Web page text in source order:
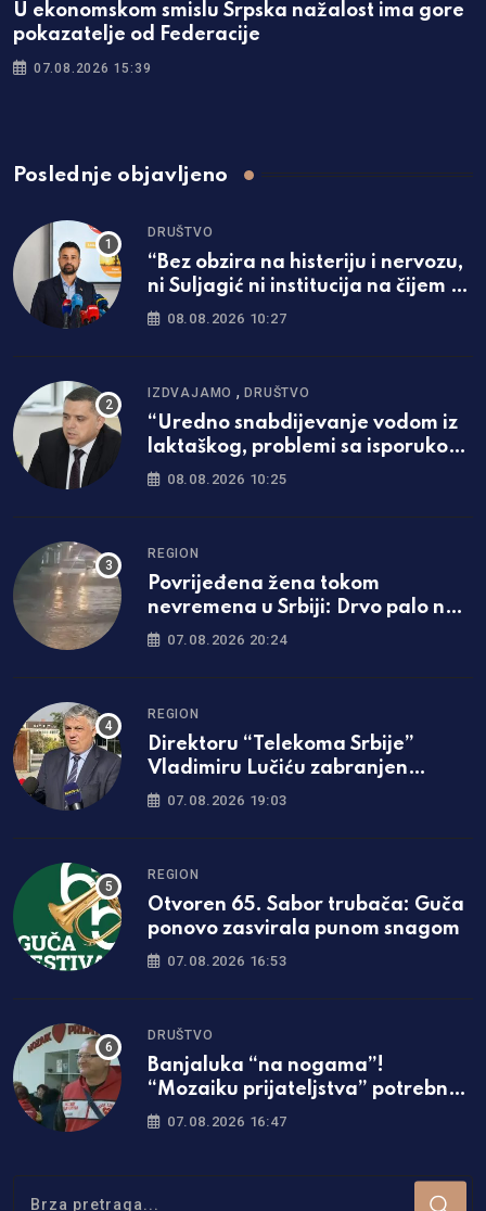
U ekonomskom smislu Srpska nažalost ima gore
pokazatelje od Federacije
07.08.2026 15:39
Poslednje objavljeno
DRUŠTVO
“Bez obzira na histeriju i nervozu,
ni Suljagić ni institucija na čijem je
čelu nisu i ne mogu biti iznad
08.08.2026 10:27
IZDVAJAMO ,DRUŠTVO
“Uredno snabdijevanje vodom iz
laktaškog, problemi sa isporukom
iz banjalučkog Vodovoda”
08.08.2026 10:25
REGION
Povrijeđena žena tokom
nevremena u Srbiji: Drvo palo na
nju, hitno prevezena u bolnicu
07.08.2026 20:24
REGION
Direktoru “Telekoma Srbije”
Vladimiru Lučiću zabranjen
ulazak na Kosmet
07.08.2026 19:03
REGION
Otvoren 65. Sabor trubača: Guča
ponovo zasvirala punom snagom
07.08.2026 16:53
DRUŠTVO
Banjaluka “na nogama”!
“Mozaiku prijateljstva” potrebna
parcela za gradnju javne kuhinje
07.08.2026 16:47